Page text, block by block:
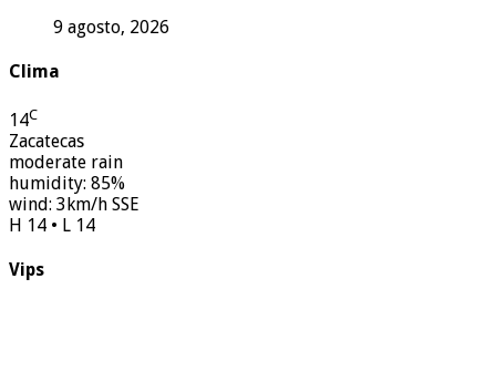
9 agosto, 2026
Clima
14C
Zacatecas
moderate rain
humidity: 85%
wind: 3km/h SSE
H 14 • L 14
Vips